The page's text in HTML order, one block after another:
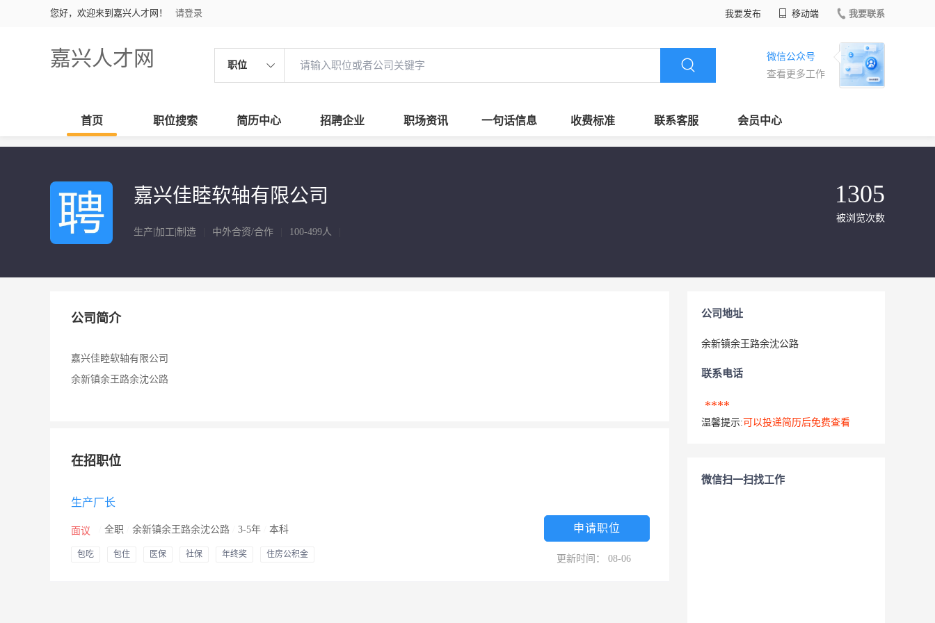
您好，欢迎来到嘉兴人才网！ 请登录 我要发布 移动端 我要联系
嘉兴人才网 职位
微信公众号
查看更多工作
首页 职位搜索 简历中心 招聘企业 职场资讯 一句话信息 收费标准 联系客服 会员中心
嘉兴佳睦软轴有限公司
生产|加工|制造 中外合资/合作 100-499人
1305
被浏览次数
公司简介
嘉兴佳睦软轴有限公司
余新镇余王路余沈公路
在招职位
生产厂长
面议 全职 余新镇余王路余沈公路 3-5年 本科
包吃 包住 医保 社保 年终奖 住房公积金
申请职位
更新时间： 08-06
公司地址
余新镇余王路余沈公路
联系电话
****
温馨提示: 可以投递简历后免费查看
微信扫一扫找工作